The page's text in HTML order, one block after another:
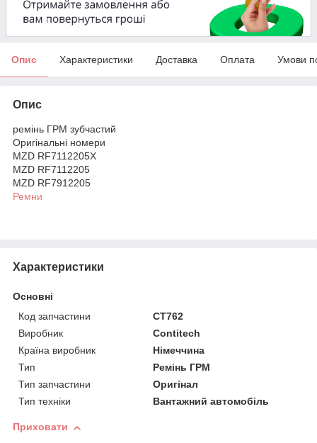
Опис Характеристики Доставка Оплата Умови
Опис
ремінь ГРМ зубчастий
Оригінальні номери
MZD RF7112205X
MZD RF7112205
MZD RF7912205
Ремни
Характеристики
Основні
Код запчастини
CT762
Виробник
Contitech
Країна виробник
Німеччина
Тип
Ремінь ГРМ
Тип запчастини
Оригінал
Тип техніки
Вантажний автомобіль
Приховати